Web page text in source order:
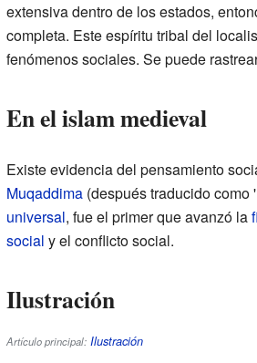
extensiva dentro de los estados,
completa. Este espíritu tribal del
fenómenos sociales. Se puede
En el islam medieval
Existe evidencia del pensamiento
Muqaddima(después traducido como
universal, fue el primer que avanzó la
social y el conflicto social.
Ilustración
Artículo principal: Ilustración